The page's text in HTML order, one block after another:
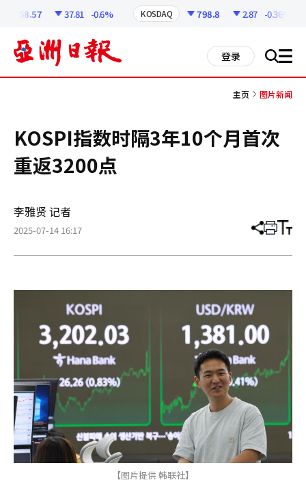
6258.57 37.81 -0.6% KOSDAQ 798.8 2.87 -0.36%
登录 搜 all
主页 图片新闻
KOSPI指数时隔3年10个月首次
重返3200点
李雅贤 记者
2025-07-14 16:17 分
章
打 调
小
【图片提供 韩联社】